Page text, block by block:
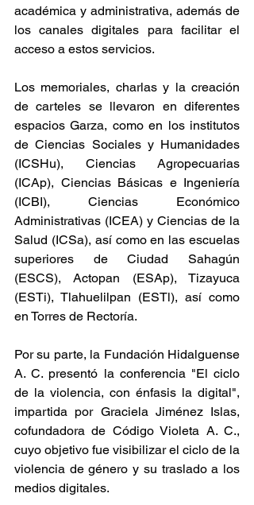
académica y administrativa, además de
los canales digitales para facilitar el
acceso a estos servicios.
Los memoriales, charlas y la creación
de carteles se llevaron en diferentes
espacios Garza, como en los institutos
de Ciencias Sociales y Humanidades
(ICSHu), Ciencias Agropecuarias
(ICAp), Ciencias Básicas e Ingeniería
(ICBI), Ciencias Económico
Administrativas (ICEA) y Ciencias de la
Salud (ICSa), así como en las escuelas
superiores de Ciudad Sahagún
(ESCS), Actopan (ESAp), Tizayuca
(ESTi), Tlahuelilpan (ESTl), así como
en Torres de Rectoría.
Por su parte, la Fundación Hidalguense
A. C. presentó la conferencia "El ciclo
de la violencia, con énfasis la digital",
impartida por Graciela Jiménez Islas,
cofundadora de Código Violeta A. C.,
cuyo objetivo fue visibilizar el ciclo de la
violencia de género y su traslado a los
medios digitales.